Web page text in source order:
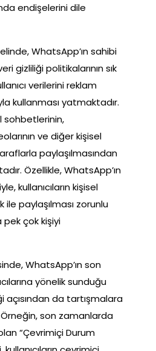
endişelerini dile
WhatsApp’ın sahibi
gizliliği politikalarının sık
verilerini reklam
kullanması yatmaktadır.
sohbetlerinin,
ve diğer kişisel
paylaşılmasından
Özellikle, WhatsApp’ın
kullanıcıların kişisel
ile paylaşılması zorunlu
çok kişiyi
WhatsApp’ın son
yönelik sunduğu
açısından da tartışmalara
son zamanlarda
“Çevrimiçi Durum